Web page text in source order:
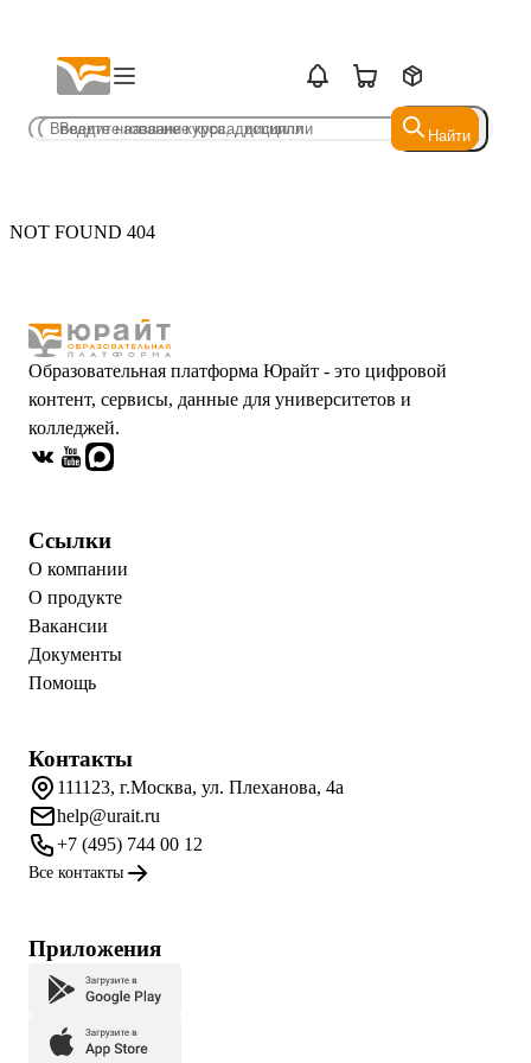
Найти
Найти
NOT FOUND 404
Образовательная платформа Юрайт - это цифровой
контент, сервисы, данные для университетов и
колледжей.
Ссылки
О компании
О продукте
Вакансии
Документы
Помощь
Контакты
111123, г.Москва, ул. Плеханова, 4а
help@urait.ru
+7 (495) 744 00 12
Все контакты
Приложения